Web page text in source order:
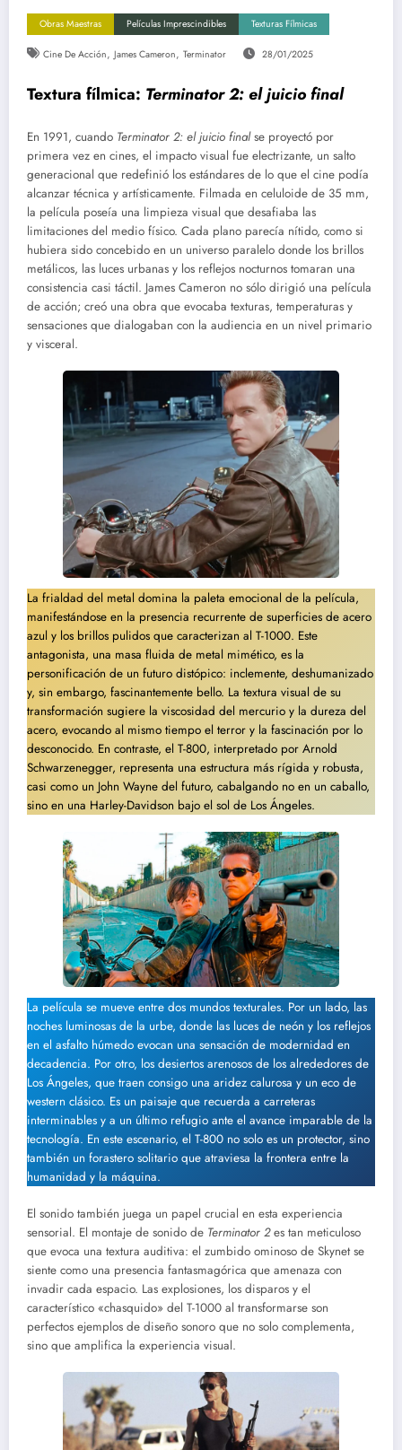
Obras Maestras Películas Imprescindibles Texturas Fílmicas
Cine De Acción, James Cameron, Terminator 28/01/2025
Textura fílmica: Terminator 2: el juicio final
En 1991, cuando Terminator 2: el juicio finalse proyectó por
primera vez en cines, el impacto visual fue electrizante, un salto
generacional que redefinió los estándares de lo que el cine podía
alcanzar técnica y artísticamente. Filmada en celuloide de 35 mm,
la película poseía una limpieza visual que desafiaba las
limitaciones del medio físico. Cada plano parecía nítido, como si
hubiera sido concebido en un universo paralelo donde los brillos
metálicos, las luces urbanas y los reflejos nocturnos tomaran una
consistencia casi táctil. James Cameron no sólo dirigió una película
de acción; creó una obra que evocaba texturas, temperaturas y
sensaciones que dialogaban con la audiencia en un nivel primario
y visceral.
La frialdad del metal domina la paleta emocional de la película,
manifestándose en la presencia recurrente de superficies de acero
azul y los brillos pulidos que caracterizan al T-1000. Este
antagonista, una masa fluida de metal mimético, es la
personificación de un futuro distópico: inclemente, deshumanizado
y, sin embargo, fascinantemente bello. La textura visual de su
transformación sugiere la viscosidad del mercurio y la dureza del
acero, evocando al mismo tiempo el terror y la fascinación por lo
desconocido. En contraste, el T-800, interpretado por Arnold
Schwarzenegger, representa una estructura más rígida y robusta,
casi como un John Wayne del futuro, cabalgando no en un caballo,
sino en una Harley-Davidson bajo el sol de Los Ángeles.
La película se mueve entre dos mundos texturales. Por un lado, las
noches luminosas de la urbe, donde las luces de neón y los reflejos
en el asfalto húmedo evocan una sensación de modernidad en
decadencia. Por otro, los desiertos arenosos de los alrededores de
Los Ángeles, que traen consigo una aridez calurosa y un eco de
western clásico. Es un paisaje que recuerda a carreteras
interminables y a un último refugio ante el avance imparable de la
tecnología. En este escenario, el T-800 no solo es un protector, sino
también un forastero solitario que atraviesa la frontera entre la
humanidad y la máquina.
El sonido también juega un papel crucial en esta experiencia
sensorial. El montaje de sonido de Terminator 2es tan meticuloso
que evoca una textura auditiva: el zumbido ominoso de Skynet se
siente como una presencia fantasmagórica que amenaza con
invadir cada espacio. Las explosiones, los disparos y el
característico «chasquido» del T-1000 al transformarse son
perfectos ejemplos de diseño sonoro que no solo complementa,
sino que amplifica la experiencia visual.